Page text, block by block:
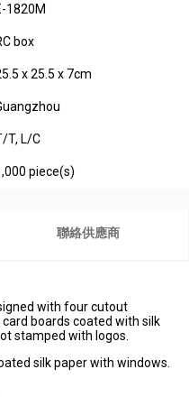
1820M
box
x 25.5 x 7cm
T, L/C
piece(s)
聯絡供應商
with four cutout
boards coated with silk
stamped with logos.
silk paper with windows.